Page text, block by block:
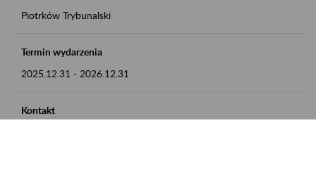
Piotrków Trybunalski
Termin wydarzenia
2025.12.31 - 2026.12.31
Kontakt